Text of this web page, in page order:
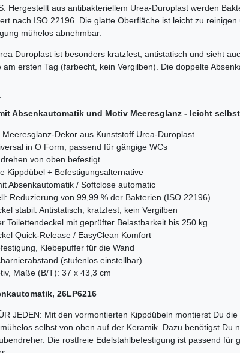
Hergestellt aus antibakteriellem Urea-Duroplast werden
nach ISO 22196. Die glatte Oberfläche ist leicht zu
mühelos abnehmbar.
Duroplast ist besonders kratzfest, antistatisch und sieht
am ersten Tag (farbecht, kein Vergilben). Die doppelte
Absenkautomatik und Motiv Meeresglanz - leicht
Meeresglanz-Dekor aus Kunststoff Urea-Duroplast
in O Form, passend für gängige WCs
von oben befestigt
Kippdübel + Befestigungsalternative
Absenkautomatik / Softclose automatic
Reduzierung von 99,99 % der Bakterien (ISO 22196)
stabil: Antistatisch, kratzfest, kein Vergilben
Toilettendeckel mit geprüfter Belastbarkeit bis 250 kg
Quick-Release / EasyClean Komfort
Klebepuffer für die Wand
(stufenlos einstellbar)
Maße (B/T): 37 x 43,3 cm
26LP6216
JEDEN: Mit den vormontierten Kippdübeln montierst Du die
selbst von oben auf der Keramik. Dazu benötigst Du
Die rostfreie Edelstahlbefestigung ist passend für